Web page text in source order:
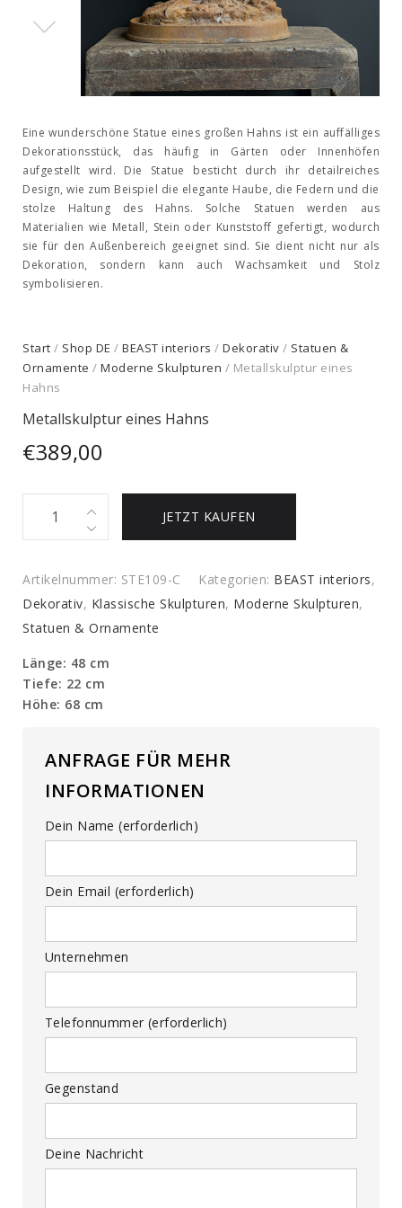
Eine wunderschöne Statue eines großen Hahns ist ein auffälliges
Dekorationsstück, das häufig in Gärten oder Innenhöfen
aufgestellt wird. Die Statue besticht durch ihr detailreiches
Design, wie zum Beispiel die elegante Haube, die Federn und die
stolze Haltung des Hahns. Solche Statuen werden aus
Materialien wie Metall, Stein oder Kunststoff gefertigt, wodurch
sie für den Außenbereich geeignet sind. Sie dient nicht nur als
Dekoration, sondern kann auch Wachsamkeit und Stolz
symbolisieren.
Start / Shop DE / BEAST interiors / Dekorativ / Statuen &
Ornamente / Moderne Skulpturen / Metallskulptur eines
Hahns
Metallskulptur eines Hahns
€389,00
Metallskulptur
quantity
JETZT KAUFEN
Artikelnummer: STE109-C Kategorien: BEAST interiors,
Dekorativ, Klassische Skulpturen, Moderne Skulpturen,
Statuen & Ornamente
Länge: 48 cm
Tiefe: 22 cm
Höhe: 68 cm
ANFRAGE FÜR MEHR
INFORMATIONEN
Dein Name (erforderlich)
Dein Email (erforderlich)
Unternehmen
Telefonnummer (erforderlich)
Gegenstand
Deine Nachricht